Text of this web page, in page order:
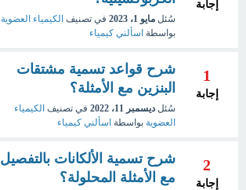
إجابة
سُئل مايو 1، 2023 في تصنيف الكيمياء العضوية
بواسطة اسألني كيمياء
1
إجابة
شرح قواعد تسمية مشتقات
البنزين مع الأمثلة؟
سُئل ديسمبر 11، 2022 في تصنيف الكيمياء
العضوية بواسطة اسألني كيمياء
2
إجابة
شرح تسمية الألكانات بالتفصيل
مع الأمثلة المحلولة؟